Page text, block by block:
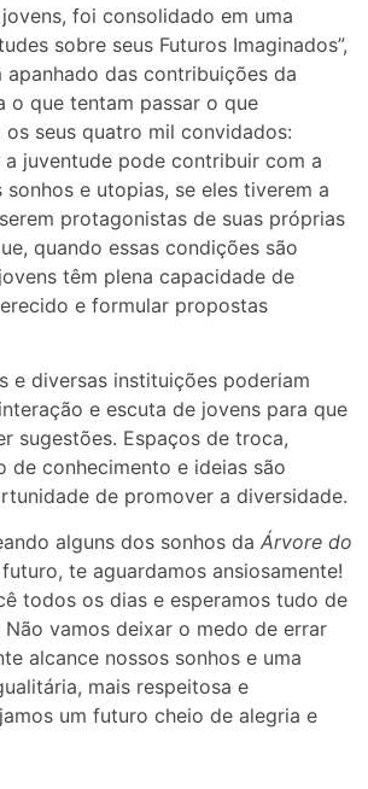
foi consolidado em uma
sobre seus Futuros Imaginados”,
das contribuições da
o que tentam passar o que
seus quatro mil convidados:
a juventude pode contribuir com a
sonhos e utopias, se eles tiverem a
protagonistas de suas próprias
quando essas condições são
têm plena capacidade de
e formular propostas
e diversas instituições poderiam
e escuta de jovens para que
sugestões. Espaços de troca,
de conhecimento e ideias são
de promover a diversidade.
alguns dos sonhos da Árvore do
te aguardamos ansiosamente!
todos os dias e esperamos tudo de
vamos deixar o medo de errar
alcance nossos sonhos e uma
mais respeitosa e
um futuro cheio de alegria e